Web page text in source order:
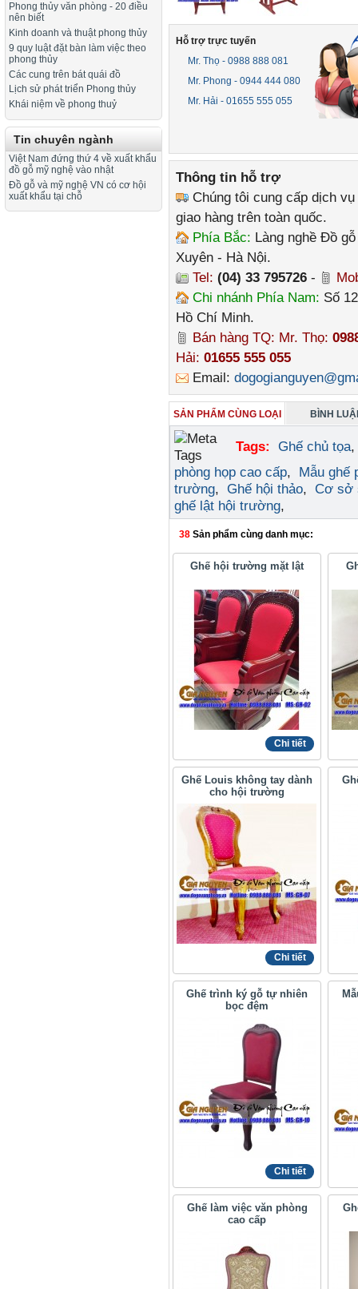
Phong thủy văn phòng - 20 điều
nên biết
Kinh doanh và thuật phong thủy
9 quy luật đặt bàn làm việc theo
phong thủy
Các cung trên bát quái đồ
Lịch sử phát triển Phong thủy
Khái niệm về phong thuỷ
Tin chuyên ngành
Việt Nam đứng thứ 4 về xuất khẩu
đồ gỗ mỹ nghệ vào nhật
Đồ gỗ và mỹ nghệ VN có cơ hội
xuất khẩu tại chỗ
Hỗ trợ trực tuyến
Mr. Thọ - 0988 888 081
Mr. Phong - 0944 444 080
Mr. Hải - 01655 555 055
Thông tin hỗ trợ
Chúng tôi cung cấp dịch
giao hàng trên toàn quốc.
Phía Bắc: Làng nghề Đồ
Xuyên - Hà Nội.
Tel: (04) 33 795726 -
Chi nhánh Phía Nam: Số
Hồ Chí Minh.
Bán hàng TQ: Mr. Thọ:
Hải: 01655 555 055
Email:
SẢN PHẨM CÙNG LOẠI BÌNH
Tags: Ghế chủ tọa
phòng họp cao cấp, Mẫu ghế
trường, Ghế hội thảo, Cơ sở
ghế lật hội trường,
38 Sản phẩm cùng danh mục:
Ghế hội trường mặt lật
Chi tiết
Ghế Louis không tay dành
cho hội trường
Chi tiết
Ghế trình ký gỗ tự nhiên
bọc đệm
Chi tiết
Ghế làm việc văn phòng
cao cấp